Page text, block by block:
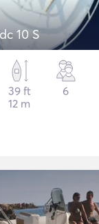
DellaPasquadc 10 S
39 ft
12 m
6